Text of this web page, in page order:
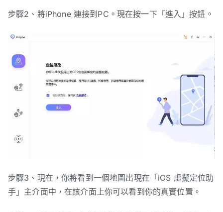
步驟2、將iPhone 連接到PC。現在按一下「進入」按鈕。
步驟3、現在，你將看到一個地圖出現在「iOS 虛擬定位助
手」主介面中，在該介面上你可以看到你的真實位置。